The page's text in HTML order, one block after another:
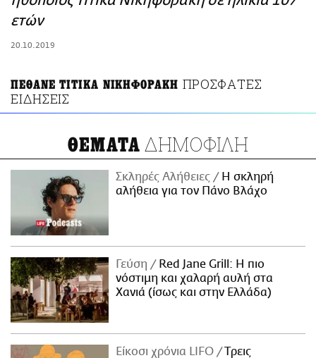
ΑΜΠΑ
ετών
20.10.2019
ΠΕΘΑΝΕ ΤΙΤΙΚΑ ΝΙΚΗΦΟΡΑΚΗ ΠΡΟΣΦΑΤΕΣ
ΕΙΔΗΣΕΙΣ
ΘΕΜΑΤΑ ΔΗΜΟΦΙΛΗ
Σκληρές Αλήθειες
H σκληρή
αλήθεια για τον Πάνο Βλάχο
Γεύση
Red Jane Grill: Η πιο
νόστιμη και χαλαρή αυλή στα
Χανιά (ίσως και στην Ελλάδα)
Είκοσι χρόνια LIFO
Tρεις